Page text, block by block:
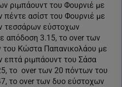
ριμπάουντ του Φουρνιέ με
ασίστ του Φουρνιέ με
τεσσάρων εύστοχων
απόδοση 3.15, το over των
Κώστα Παπανικολάου με
επτά ριμπάουντ του Σάσα
το over των 20 πόντων του
το over των δυο εύστοχων